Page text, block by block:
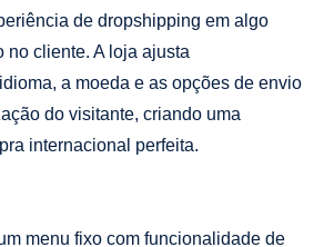
de dropshipping em algo
no cliente. A loja ajusta
a moeda e as opções de envio
do visitante, criando uma
internacional perfeita.
menu fixo com funcionalidade de